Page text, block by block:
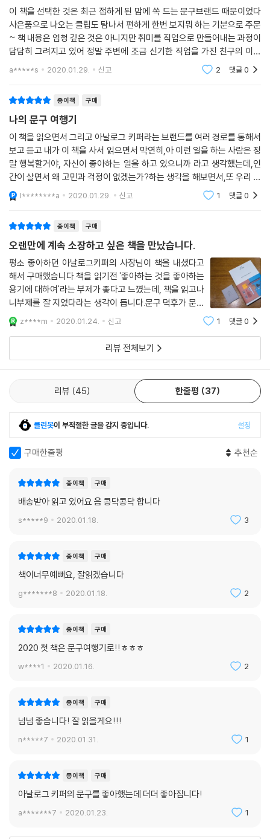
하다.
문구 덕후이자 문방구 주인이 떠난 여행인 만큼 여행에 필요한 실용적인
정보도 가득하다. 문구 여행에 필요한 문구는 무엇인지, 그 문구들을 어떻
게 들고 가서 어디에 활용하면 좋을지 다양한 팁들을 친절하게 소개한다.
다. 이를테면 해외에서 문방구 찾는 법, 그 나라나 도시에서만 찾을 수 있는
문구 브랜드 탐색법, 구매한 문구들을 안전하게 가지고 오는 법, 문구를 활
용해 나만의 여행 기록을 남기는 팁까지 알 수 있다. 이 책을 통해 문구 여
행을 떠날 모험심을 잔뜩 충전해보자. 작가의 말처럼, 간판에서 ‘문구’ '종
이‘ ’사무용품‘ 단어를 발견했을 때, 그곳의 문을 여는 것만으로 문구 여행
은 시작된다.
이 책을 선택한 것은 최근 접하게 된 맘에 쏙 드는 문구브랜드 때문이었다
사은품으로 나오는 클립도 탐나서 편하게 한번 보지뭐 하는 기분으로 주문
~ 책 내용은 엄청 깊은 것은 아니지만 취미를 직업으로 만들어내는 과정이
담담히 그려지고 있어 정말 주변에 조금 신기한 직업을 가진 친구의 이야
기를 듣는 듯한 기분이었다예쁜 문구들의 정보와 사진은 덤... 한번씩 들쳐
a*****s 2020.01.29. 신고 2 댓글0
종이책 구매
나의 문구 여행기
이 책을 읽으면서 그리고 아날로그 키퍼라는 브랜드를 여러 경로를 통해서
보고 듣고 내가 이 책을 사서 읽으면서 막연히,아 이런 일을 하는 사람은 정
말 행복할거야, 자신이 좋아하는 일을 하고 있으니까 라고 생각했는데,인
간이 살면서 왜 고민과 걱정이 없겠는가?하는 생각을 해보면서,또 우리 모
두에게는 어떤 특정한 시간과 장소가 우리의 인생에서 큰 터닝포인트가 되
어주는게 아닌
l********a 2020.01.29. 신고 1 댓글0
종이책 구매
오랜만에 계속 소장하고 싶은 책을 만났습니다.
평소 좋아하던 아날로그키퍼의 사장님이 책을 내셨다고
해서 구매했습니다.책을 읽기전 '좋아하는 것을 좋아하는
용기에 대하여'라는 부제가 좋다고 느꼈는데, 책을 읽고나
니부제를 잘 지었다라는 생각이 듭니다.문구 덕후가 문구
여행을 떠나고, 문구 사장이 되고, 사장이 되어 다시 문구
여행을 떠나는 흐름으로이야기가 전개됩니다.7개의 도
시, 그 속에 27개의 문구점을 책을 통해 함께
z****m 2020.01.24. 신고 1 댓글0
리뷰 전체보기
리뷰 45 한줄평 37
클린봇이 부적절한 글을 감지 중입니다. 설정
구매한줄평 추천순
종이책 구매
배송받아 읽고 있어요 음 콩닥콩닥 합니다
s*****9 2020.01.18. 3
종이책 구매
책이너무예뻐요, 잘읽겠습니다
g*******8 2020.01.18. 2
종이책 구매
2020 첫 책은 문구여행기로!!ㅎㅎㅎ
w****1 2020.01.16. 2
종이책 구매
넘넘 좋습니다! 잘 읽을게요!!!
n*****7 2020.01.31. 1
종이책 구매
아날로그 키퍼의 문구를 좋아했는데 더더 좋아집니다!
a*******7 2020.01.23. 1